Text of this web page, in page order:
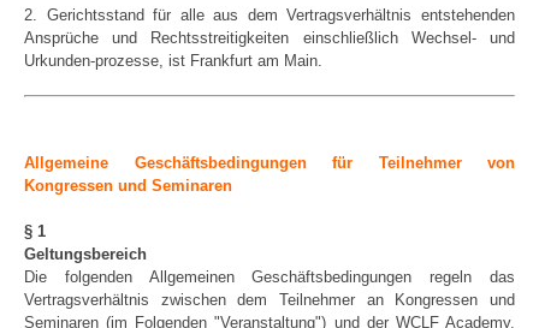
2. Gerichtsstand für alle aus dem Vertragsverhältnis entstehenden
Ansprüche und Rechtsstreitigkeiten einschließlich Wechsel- und
Urkunden-prozesse, ist Frankfurt am Main.
Allgemeine Geschäftsbedingungen für Teilnehmer von
Kongressen und Seminaren
§ 1
Geltungsbereich
Die folgenden Allgemeinen Geschäftsbedingungen regeln das
Vertragsverhältnis zwischen dem Teilnehmer an Kongressen und
Seminaren (im Folgenden "Veranstaltung") und der WCLF Academy.